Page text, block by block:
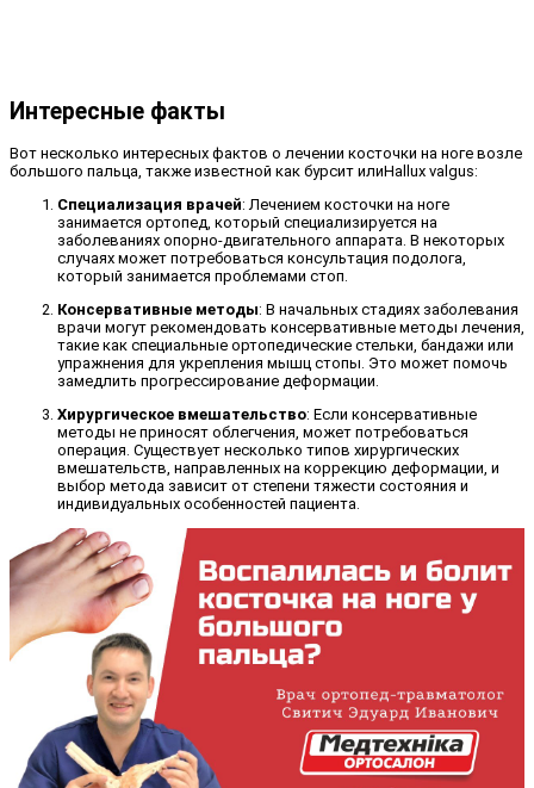
Интересные факты
Вот несколько интересных фактов о лечении косточки на ноге возле
большого пальца, также известной как бурсит илиHallux valgus:
Специализация врачей: Лечением косточки на ноге
занимается ортопед, который специализируется на
заболеваниях опорно-двигательного аппарата. В некоторых
случаях может потребоваться консультация подолога,
который занимается проблемами стоп.
Консервативные методы: В начальных стадиях заболевания
врачи могут рекомендовать консервативные методы лечения,
такие как специальные ортопедические стельки, бандажи или
упражнения для укрепления мышц стопы. Это может помочь
замедлить прогрессирование деформации.
Хирургическое вмешательство: Если консервативные
методы не приносят облегчения, может потребоваться
операция. Существует несколько типов хирургических
вмешательств, направленных на коррекцию деформации, и
выбор метода зависит от степени тяжести состояния и
индивидуальных особенностей пациента.